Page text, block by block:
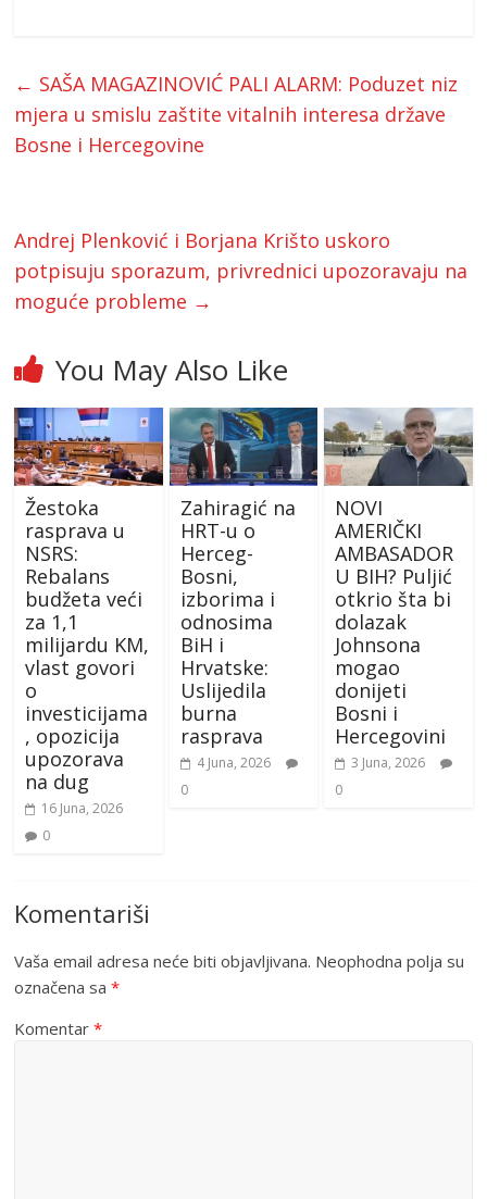
← SAŠA MAGAZINOVIĆ PALI ALARM: Poduzet niz
mjera u smislu zaštite vitalnih interesa države
Bosne i Hercegovine
Andrej Plenković i Borjana Krišto uskoro
potpisuju sporazum, privrednici upozoravaju na
moguće probleme →
You May Also Like
Žestoka
rasprava u
NSRS:
Rebalans
budžeta veći
za 1,1
milijardu KM,
vlast govori
o
investicijama
, opozicija
upozorava
na dug
16 Juna, 2026
0
Zahiragić na
HRT-u o
Herceg-
Bosni,
izborima i
odnosima
BiH i
Hrvatske:
Uslijedila
burna
rasprava
4 Juna, 2026
0
NOVI
AMERIČKI
AMBASADOR
U BIH? Puljić
otkrio šta bi
dolazak
Johnsona
mogao
donijeti
Bosni i
Hercegovini
3 Juna, 2026
0
Komentariši
Vaša email adresa neće biti objavljivana. Neophodna polja su
označena sa*
Komentar*